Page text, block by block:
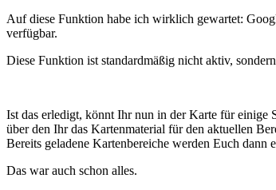
Auf diese Funktion habe ich wirklich gewartet:
verfügbar.
Diese Funktion ist standardmäßig nicht aktiv,
Ist das erledigt, könnt Ihr nun in der Karte für einige
über den Ihr das Kartenmaterial für den aktuellen
Bereits geladene Kartenbereiche werden Euch dann
Das war auch schon alles.